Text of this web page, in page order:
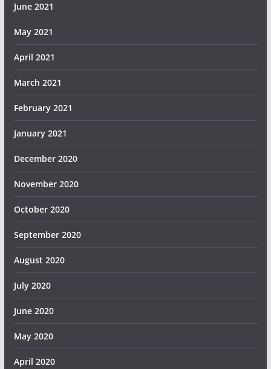
June 2021
May 2021
April 2021
March 2021
February 2021
January 2021
December 2020
November 2020
October 2020
September 2020
August 2020
July 2020
June 2020
May 2020
April 2020